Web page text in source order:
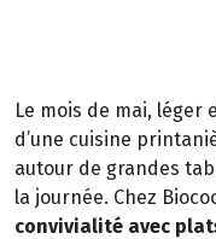
Le mois de mai, léger
d’une cuisine
autour de grandes
la journée. Chez
convivialité avec